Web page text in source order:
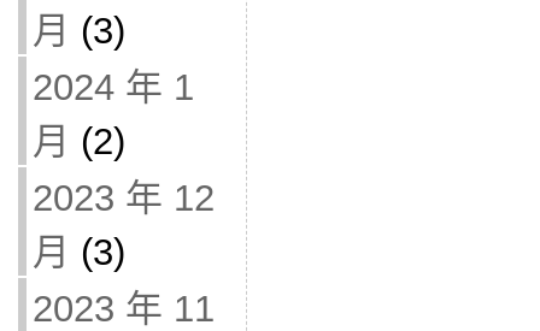
月 (3)
2024 年 1
月 (2)
2023 年 12
月 (3)
2023 年 11